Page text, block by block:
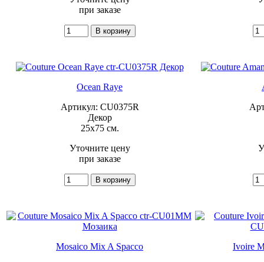
при заказе
Ocean Raye
Артикул: CU0375R
Декор
25x75 см.
Уточните цену
при заказе
Mosaico Mix A Spacco
Ivoire